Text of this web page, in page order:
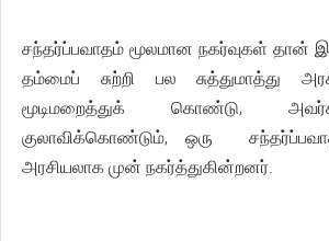
சந்தர்ப்பவாதம் மூலமான நகர்வுகள் தான்
தம்மைப் சுற்றி பல சுத்துமாத்து
மூடிமறைத்துக் கொண்டு,
குலாவிக்கொண்டும், ஒரு
அரசியலாக முன் நகர்த்துகின்றனர்.